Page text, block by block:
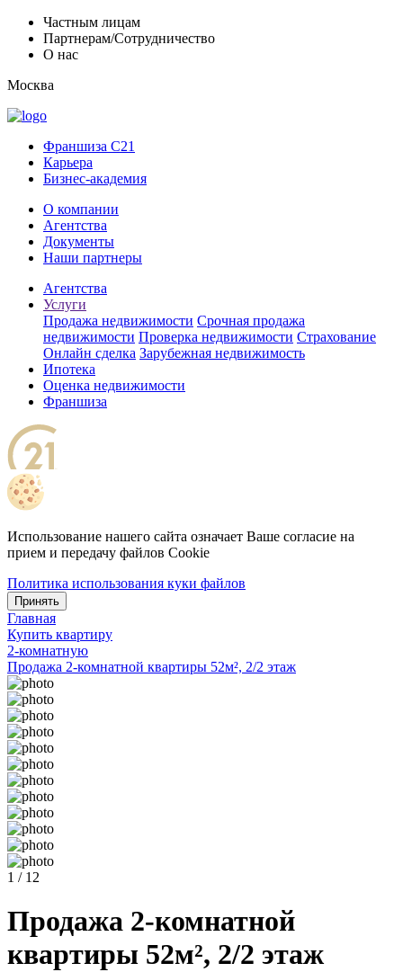
Частным лицам
Партнерам/Сотрудничество
О нас
Москва
Франшиза C21
Карьера
Бизнес-академия
О компании
Агентства
Документы
Наши партнеры
Агентства
Услуги
Продажа недвижимости Срочная продажа
недвижимости Проверка недвижимости Страхование
Онлайн сделка Зарубежная недвижимость
Ипотека
Оценка недвижимости
Франшиза
Использование нашего сайта означает Ваше согласие на
прием и передачу файлов Cookie
Политика использования куки файлов
Принять
Главная
Купить квартиру
2-комнатную
Продажа 2-комнатной квартиры 52м², 2/2 этаж
1 / 12
Продажа 2-комнатной
квартиры 52м², 2/2 этаж